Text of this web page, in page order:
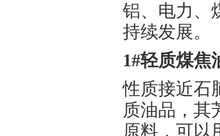
铝、电力、
持续发展。
1#轻质煤焦
性质接近石
质油品，其
原料，可以